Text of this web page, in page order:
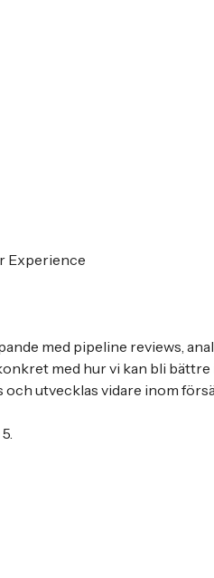
Experience
med pipeline reviews,
med hur vi kan bli bättre
utvecklas vidare inom